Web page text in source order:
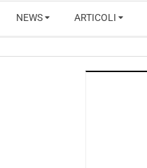
NEWS ARTICOLI